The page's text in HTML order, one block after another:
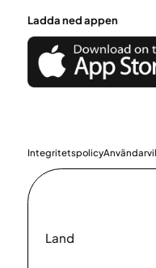
Ladda ned appen
Integritetspolicy
Land